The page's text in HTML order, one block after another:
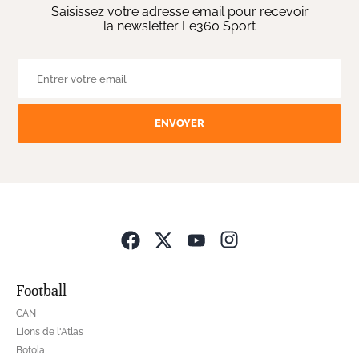
Saisissez votre adresse email pour recevoir
la newsletter Le360 Sport
ENVOYER
Football
CAN
Lions de l'Atlas
Botola